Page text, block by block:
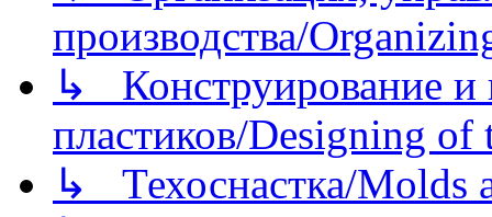
производства/
↳ Конструирование и
пластиков/Designing of
↳ Техоснастка/Molds